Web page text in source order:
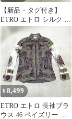
【新品・タグ付き】
ETRO エトロ シルク ネ
クタイ
¥8,499
ETRO エトロ 長袖ブラ
ウス 46 ペイズリー 総